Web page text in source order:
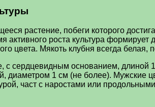
растение, побеги которого
активного роста культура формирует
цвета. Мякоть клубня всегда белая,
с сердцевидным основанием,
диаметром 1 см (не более). Мужские
част с наростами или